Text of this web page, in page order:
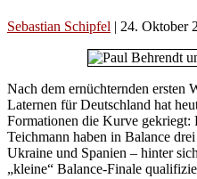
Sebastian Schipfel | 24. Oktober
Nach dem ernüchternden ersten
Laternen für Deutschland hat
Formationen die Kurve gekriegt:
Teichmann haben in Balance
Ukraine und Spanien – hinter
„kleine“ Balance-Finale